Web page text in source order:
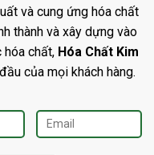
và cung ứng hóa chất
thành và xây dựng vào
chất, Hóa Chất Kim
của mọi khách hàng.